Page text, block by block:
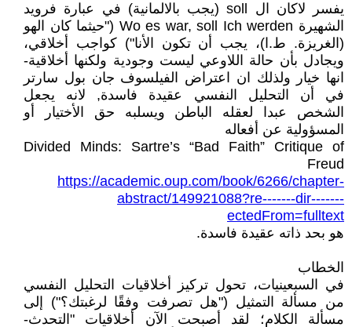
يفسر لاكان ال soll (يجب بالالمانية) في عبارة فرويد
الشهيرة Wo es war, soll Ich werden ("حيثما كان الهو
(الغريزة. ط.ا)، يجب أن تكون الأنا") كواجب أخلاقي،
ويجادل بأن حالة اللاوعي ليست وجودية ولكنها أخلاقية-
انها خيار ولذلك ان اعتراض الفيلسوف جان بول سارتر
في أن التحليل النفسي عقيدة فاسدة, لانه يجعل
الشخص عبدا لعقله الباطن ويسلبه حق الأختيار أو
المسؤولية عن أفعاله
Divided Minds: Sartre’s “Bad Faith” Critique of
Freud
https://academic.oup.com/book/6266/chapter-
abstract/149921088?re-------dir-------
ectedFrom=fulltext
هو بحد ذاته عقيدة فاسدة.
الخطاب
في السبعينيات، تحول تركيز أخلاقيات التحليل النفسي
من مسألة التمثيل ("هل تصرفت وفقًا لرغبتك؟") إلى
مسألة الكلام؛ لقد أصبحت الآن أخلاقيات "التحدث-